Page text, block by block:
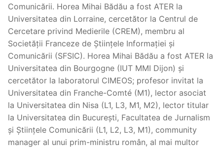
Comunicării. Horea Mihai Bădău a fost ATER la
Universitatea din Lorraine, cercetător la Centrul de
Cercetare privind Medierile (CREM), membru al
Societății Franceze de Științele Informației și
Comunicării (SFSIC). Horea Mihai Bădău a fost ATER la
Universitatea din Bourgogne (IUT MMI Dijon) și
cercetător la laboratorul CIMEOS; profesor invitat la
Universitatea din Franche-Comté (M1), lector asociat
la Universitatea din Nisa (L1, L3, M1, M2), lector titular
la Universitatea din București, Facultatea de Jurnalism
și Științele Comunicării (L1, L2, L3, M1), community
manager al unui prim-ministru român, al mai multor